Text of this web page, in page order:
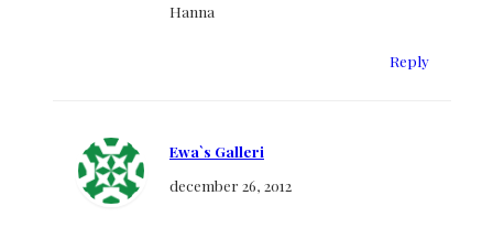
Hanna
Reply
Ewa`s Galleri
december 26, 2012